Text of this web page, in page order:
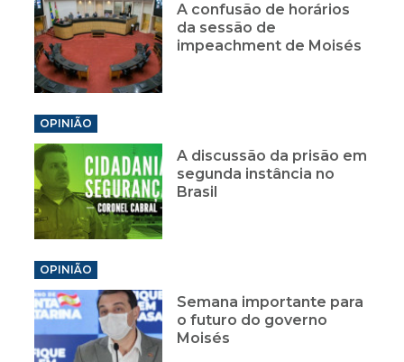
A confusão de horários
da sessão de
impeachment de Moisés
OPINIÃO
A discussão da prisão em
segunda instância no
Brasil
OPINIÃO
Semana importante para
o futuro do governo
Moisés